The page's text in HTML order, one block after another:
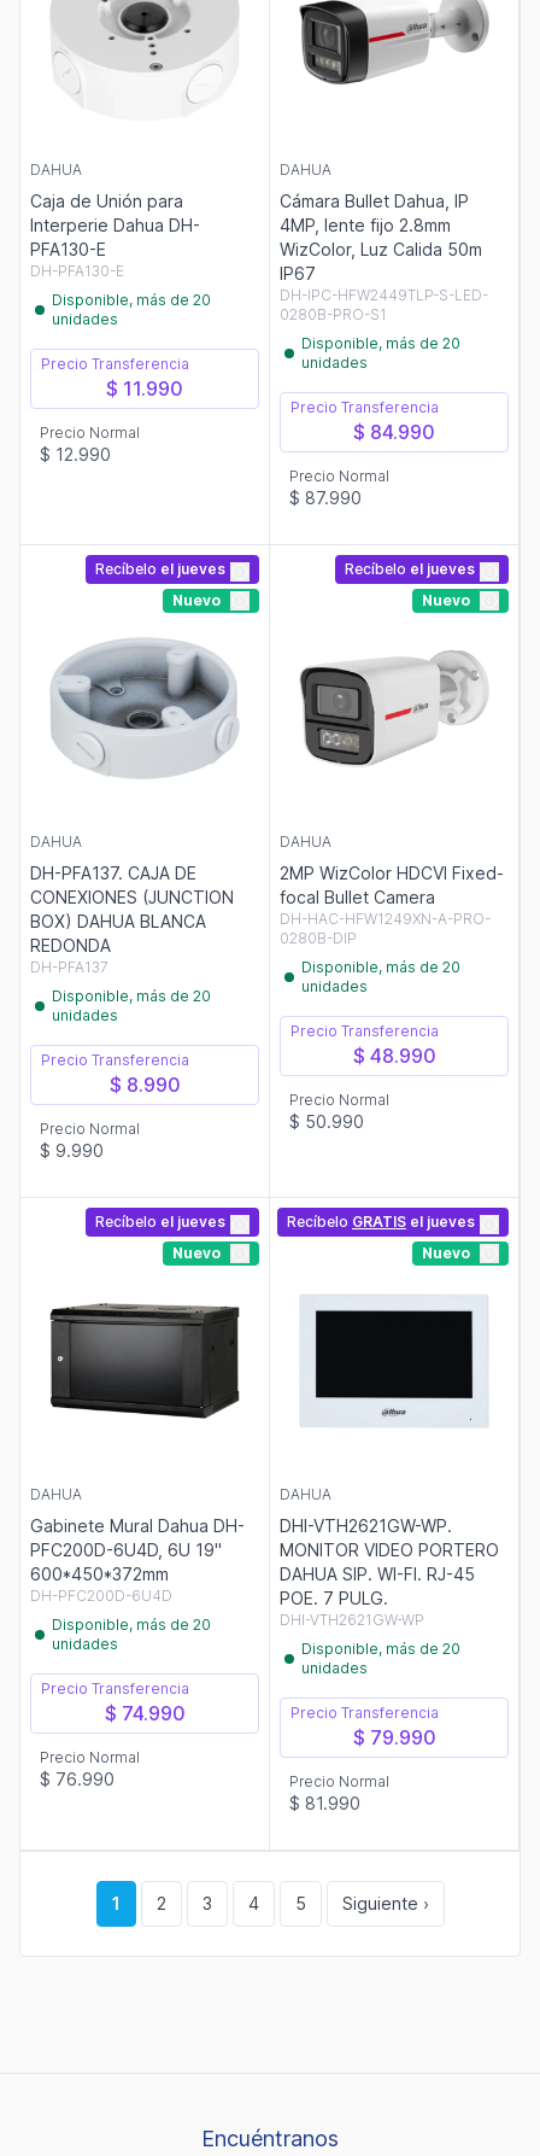
DAHUA
Caja de Unión para
Interperie Dahua DH-
PFA130-E
DH-PFA130-E
Disponible, más de 20
unidades
Precio Transferencia
$ 11.990
Precio Normal
$ 12.990
DAHUA
Cámara Bullet Dahua, IP
4MP, lente fijo 2.8mm
WizColor, Luz Calida 50m
IP67
DH-IPC-HFW2449TLP-S-LED-
0280B-PRO-S1
Disponible, más de 20
unidades
Precio Transferencia
$ 84.990
Precio Normal
$ 87.990
Recíbelo el jueves
Nuevo
DAHUA
DH-PFA137. CAJA DE
CONEXIONES (JUNCTION
BOX) DAHUA BLANCA
REDONDA
DH-PFA137
Disponible, más de 20
unidades
Precio Transferencia
$ 8.990
Precio Normal
$ 9.990
Recíbelo el jueves
Nuevo
DAHUA
2MP WizColor HDCVI Fixed-
focal Bullet Camera
DH-HAC-HFW1249XN-A-PRO-
0280B-DIP
Disponible, más de 20
unidades
Precio Transferencia
$ 48.990
Precio Normal
$ 50.990
Recíbelo el jueves
Nuevo
DAHUA
Gabinete Mural Dahua DH-
PFC200D-6U4D, 6U 19"
600*450*372mm
DH-PFC200D-6U4D
Disponible, más de 20
unidades
Precio Transferencia
$ 74.990
Precio Normal
$ 76.990
Recíbelo GRATIS el jueves
Nuevo
DAHUA
DHI-VTH2621GW-WP.
MONITOR VIDEO PORTERO
DAHUA SIP. WI-FI. RJ-45
POE. 7 PULG.
DHI-VTH2621GW-WP
Disponible, más de 20
unidades
Precio Transferencia
$ 79.990
Precio Normal
$ 81.990
1 2 3 4 5 Siguiente ›
Encuéntranos